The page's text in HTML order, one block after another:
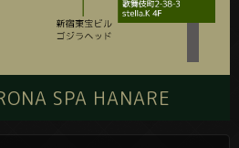
SPA HANARE